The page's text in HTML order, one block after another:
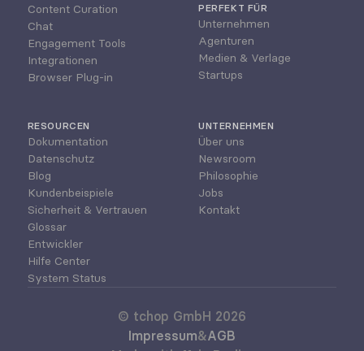
Content Curation
Chat
Engagement Tools
Integrationen
Browser Plug-in
PERFEKT FÜR
Unternehmen
Agenturen
Medien & Verlage
Startups
RESOURCEN
Dokumentation
Datenschutz
Blog
Kundenbeispiele
Sicherheit & Vertrauen
Glossar
Entwickler
Hilfe Center
System Status
UNTERNEHMEN
Über uns
Newsroom
Philosophie
Jobs
Kontakt
© tchop GmbH 2026
Impressum&AGB